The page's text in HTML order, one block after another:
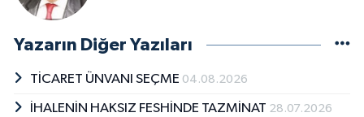
Yazarın Diğer Yazıları
TİCARET ÜNVANI SEÇME 04.08.2026
İHALENİN HAKSIZ FESHİNDE TAZMİNAT 28.07.2026